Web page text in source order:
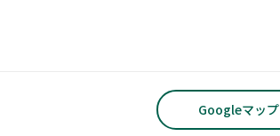
Googleマップ